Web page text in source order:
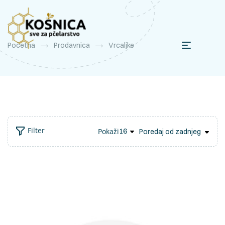
Početna Prodavnica Vrcaljke
Filter Pokaži